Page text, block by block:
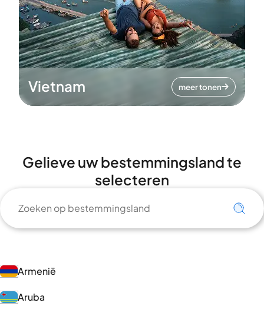
Vietnam meer tonen
Gelieve uw bestemmingsland te
selecteren
Armenië
Aruba